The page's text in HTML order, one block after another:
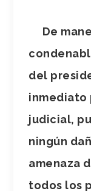
De
del
inmediato
judicial,
ningún
amenaza
todos los